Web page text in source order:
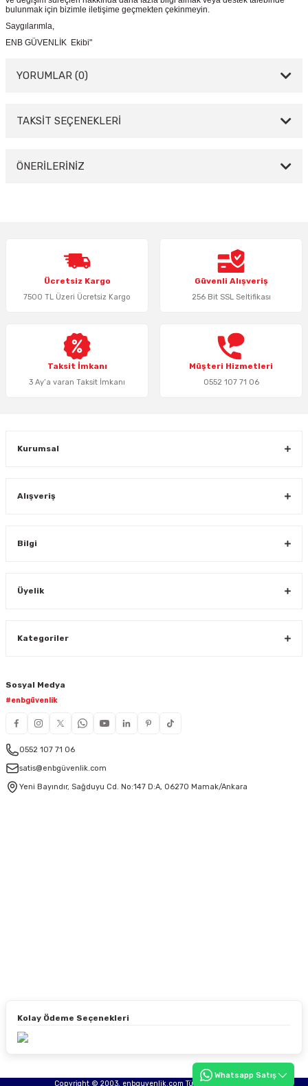
bulunmak için bizimle iletişime geçmekten çekinmeyin.
Saygılarımla,
ENB GÜVENLİK Ekibi"
YORUMLAR (0)
Bu ürüne ilk yorumu siz yapın!
TAKSİT SEÇENEKLERİ
ÖNERİLERİNİZ
Ürün resmi kalitesiz, bozuk veya görüntülenemiyor.
Ürün açıklamasında eksik bilgiler bulunuyor.
Ürün bilgilerinde hatalar bulunuyor.
Bu ürüne benzer farklı alternatifler olmalı.
Ücretsiz Kargo
7500 TL Üzeri Ücretsiz Kargo
Güvenli Alışveriş
256 Bit SSL Seltifikası
Taksit İmkanı
3 Ay’a varan Taksit İmkanı
Müşteri Hizmetleri
0552 107 71 06
Kurumsal
Alışveriş
Bilgi
Üyelik
Kategoriler
Sosyal Medya
#enbgüvenlik
0552 107 71 06
satis@enbgüvenlik.com
Yeni Bayındır, Sağduyu Cd. No:147 D:A, 06270 Mamak/Ankara
Kolay Ödeme Seçenekleri
Copyright © 2003, enbguvenlik.com Tüm hakları saklıdır.
Whatsapp Satış